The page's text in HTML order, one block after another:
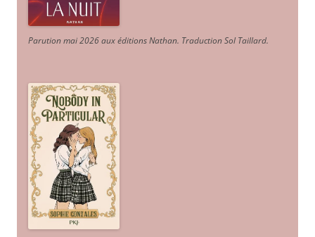
Parution mai 2026 aux éditions Nathan. Traduction Sol Taillard.